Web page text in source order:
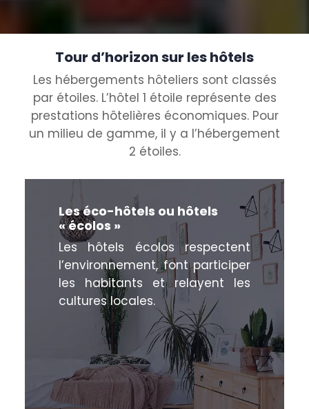
Tour d’horizon sur les hôtels
Les hébergements hôteliers sont classés
par étoiles. L’hôtel 1 étoile représente des
prestations hôtelières économiques. Pour
un milieu de gamme, il y a l’hébergement
2 étoiles.
Les éco-hôtels ou hôtels
« écolos »
Les hôtels écolos respectent
l’environnement, font participer
les habitants et relayent les
cultures locales.